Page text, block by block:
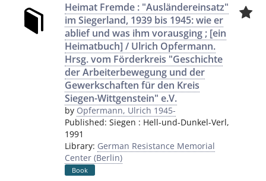
Heimat Fremde : "Ausländereinsatz"
im Siegerland, 1939 bis 1945: wie er
ablief und was ihm vorausging ; [ein
Heimatbuch] / Ulrich Opfermann.
Hrsg. vom Förderkreis "Geschichte
der Arbeiterbewegung und der
Gewerkschaften für den Kreis
Siegen-Wittgenstein" e.V.
by Opfermann, Ulrich 1945-
Published: Siegen : Hell-und-Dunkel-Verl,
1991
Library: German Resistance Memorial
Center (Berlin)
Book